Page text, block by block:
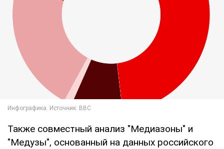
Также совместный анализ "Медиазоны" и
"Медузы", основанный на данных российского